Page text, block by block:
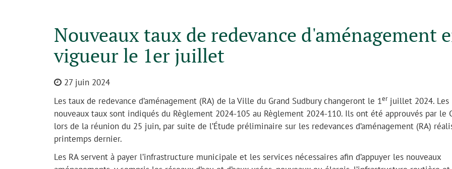
Nouveaux taux de redevance d'aménagement
vigueur le 1er juillet
27 juin 2024
Les taux de redevance d’aménagement (RA) de la Ville du Grand Sudbury changeront le 1erjuillet 2024. Les
nouveaux taux sont indiqués du Règlement 2024-105 au Règlement 2024-110. Ils ont été approuvés par le
lors de la réunion du 25 juin, par suite de l’Étude préliminaire sur les redevances d’aménagement (RA)
printemps dernier.
Les RA servent à payer l’infrastructure municipale et les services nécessaires afin d’appuyer les nouveaux